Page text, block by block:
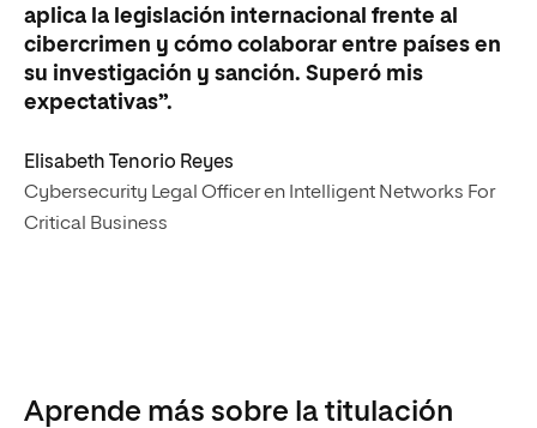
aplica la legislación internacional frente al
cibercrimen y cómo colaborar entre países en
su investigación y sanción. Superó mis
expectativas”.
Elisabeth Tenorio Reyes
Cybersecurity Legal Officer en Intelligent Networks For
Critical Business
Aprende más sobre la titulación